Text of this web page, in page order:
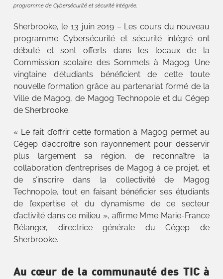
programme de Cybersécurité et sécurité intégrée.
Sherbrooke, le 13 juin 2019 – Les cours du nouveau
programme Cybersécurité et sécurité intégré ont
débuté et sont offerts dans les locaux de la
Commission scolaire des Sommets à Magog. Une
vingtaine d’étudiants bénéficient de cette toute
nouvelle formation grâce au partenariat formé de la
Ville de Magog, de Magog Technopole et du Cégep
de Sherbrooke.
« Le fait d’offrir cette formation à Magog permet au
Cégep d’accroître son rayonnement pour desservir
plus largement sa région, de reconnaître la
collaboration d’entreprises de Magog à ce projet, et
de s’inscrire dans la collectivité de Magog
Technopole, tout en faisant bénéficier ses étudiants
de l’expertise et du dynamisme de ce secteur
d’activité dans ce milieu », affirme Mme Marie-France
Bélanger, directrice générale du Cégep de
Sherbrooke.
Au cœur de la communauté des TIC à